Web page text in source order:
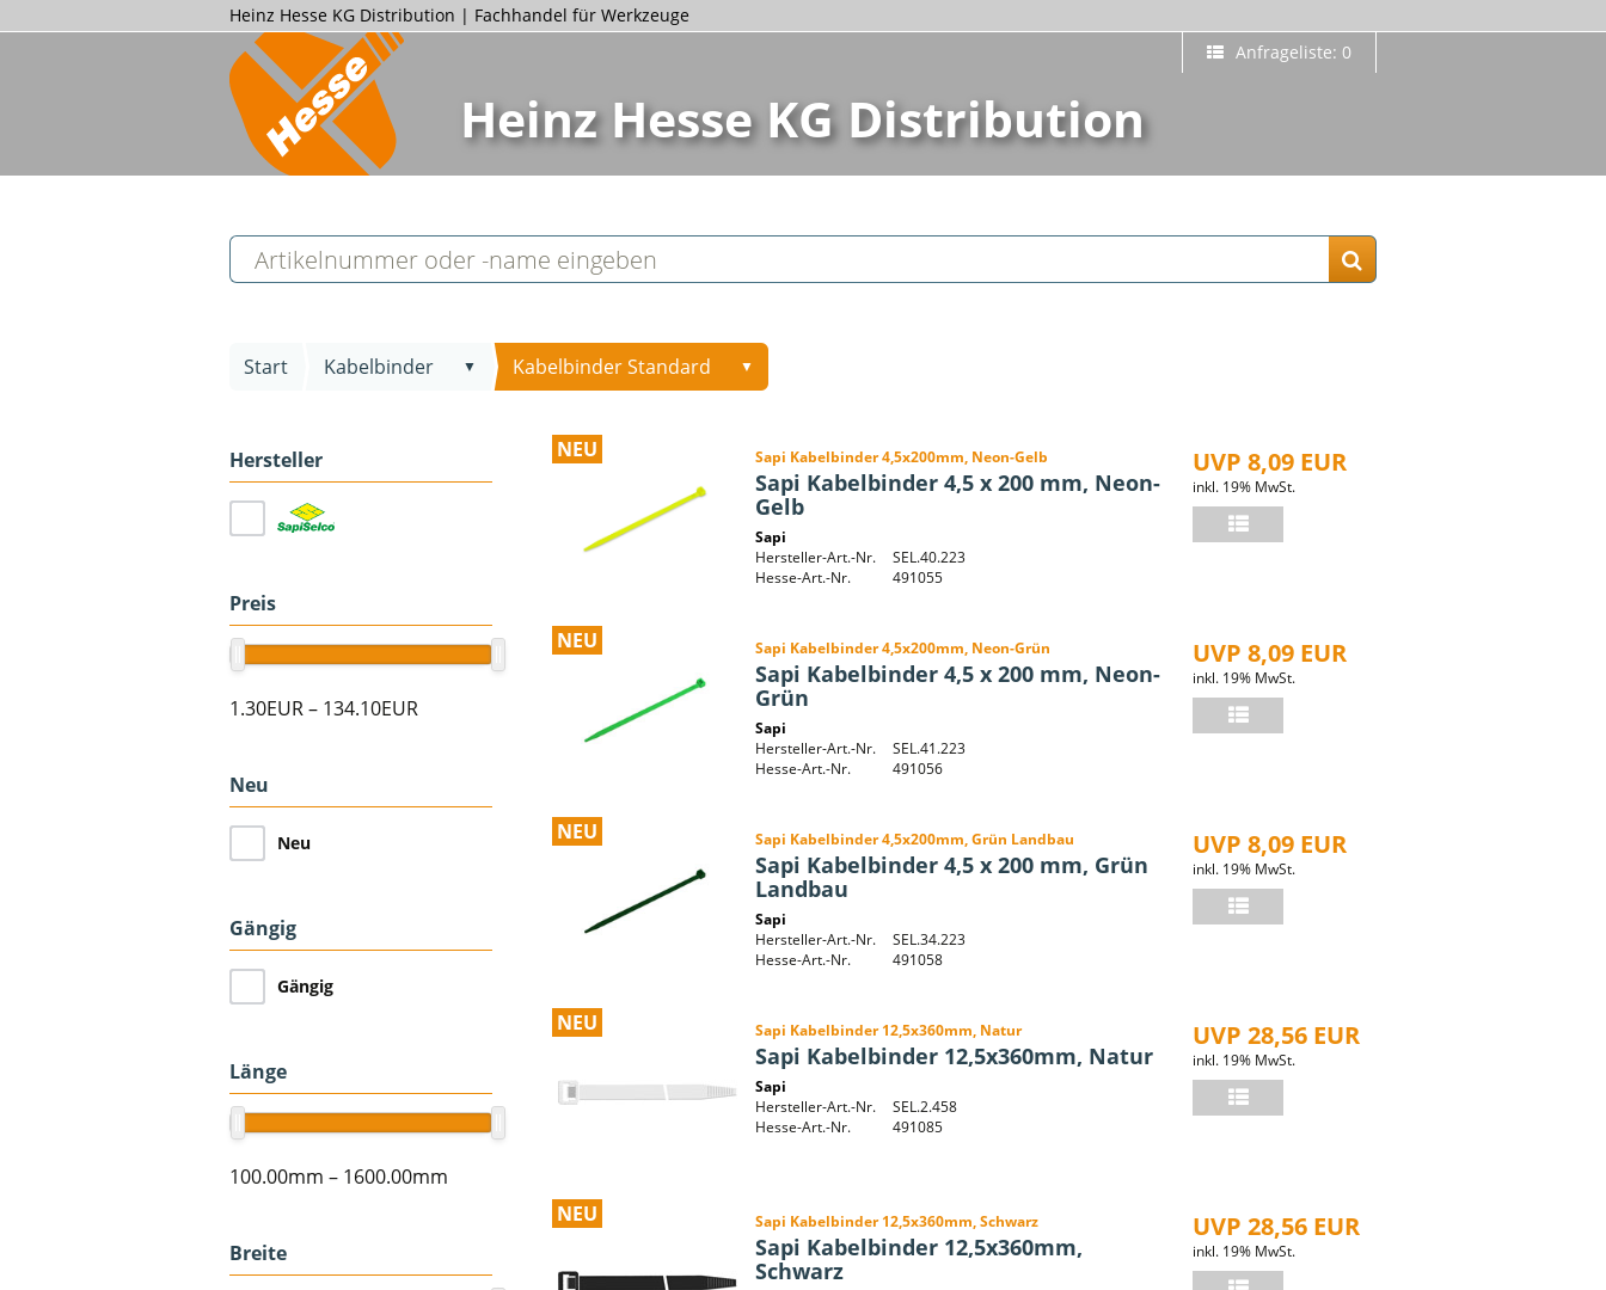
Heinz Hesse KG Distribution | Fachhandel für Werkzeuge
Anfrageliste: 0
Heinz Hesse KG Distribution
Start Kabelbinder ▼ Kabelbinder Standard ▼
Hersteller
Preis
1.30EUR– 134.10EUR
Neu
Neu
Gängig
Gängig
Länge
100.00mm – 1600.00mm
Breite
NEU Sapi Kabelbinder 4,5x200mm, Neon-Gelb
Sapi Kabelbinder 4,5 x 200 mm, Neon-
Gelb
Sapi
Hersteller-Art.-Nr.
SEL.40.223
Hesse-Art.-Nr.
491055
UVP 8,09 EUR
inkl. 19% MwSt.
NEU Sapi Kabelbinder 4,5x200mm, Neon-Grün
Sapi Kabelbinder 4,5 x 200 mm, Neon-
Grün
Sapi
Hersteller-Art.-Nr.
SEL.41.223
Hesse-Art.-Nr.
491056
UVP 8,09 EUR
inkl. 19% MwSt.
NEU Sapi Kabelbinder 4,5x200mm, Grün Landbau
Sapi Kabelbinder 4,5 x 200 mm, Grün
Landbau
Sapi
Hersteller-Art.-Nr.
SEL.34.223
Hesse-Art.-Nr.
491058
UVP 8,09 EUR
inkl. 19% MwSt.
NEU Sapi Kabelbinder 12,5x360mm, Natur
Sapi Kabelbinder 12,5x360mm, Natur
Sapi
Hersteller-Art.-Nr.
SEL.2.458
Hesse-Art.-Nr.
491085
UVP 28,56 EUR
inkl. 19% MwSt.
NEU Sapi Kabelbinder 12,5x360mm, Schwarz
Sapi Kabelbinder 12,5x360mm,
Schwarz
UVP 28,56 EUR
inkl. 19% MwSt.